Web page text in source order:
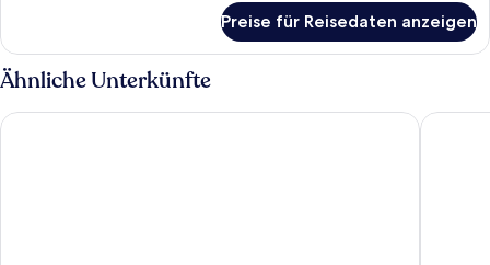
Mehrere
Betten,
Verbindungszimmer
Preise für Reisedaten anzeigen
Ähnliche Unterkünfte
Hilton Singapore Orchard